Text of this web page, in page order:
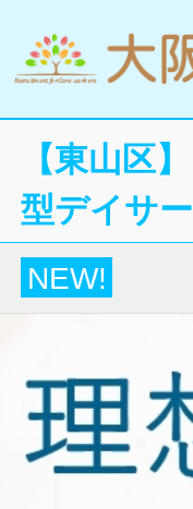
【東山区
型デイサ
NEW!